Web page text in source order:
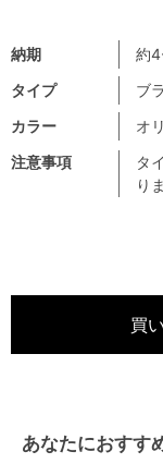
注意事項
タ
り
納期
約
タイプ
ブ
カラー
オ
あなたにおすす